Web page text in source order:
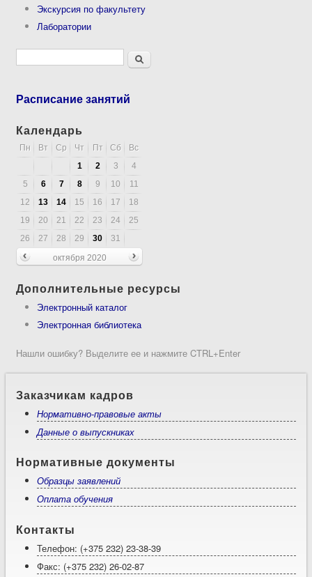
Экскурсия по факультету
Лаборатории
Форма поискаПоиск
Расписание занятий
Календарь
Пн Вт Ср Чт Пт Сб
Вс
1
2 3
4
5
6 7 8 9 10
11
12
13 14 15 16 17
18
19
20 21 22 23 24
25
26
27 28 29 30
31
октября 2020
Дополнительные ресурсы
Электронный каталог
Электронная библиотека
Нашли ошибку? Выделите ее и нажмите CTRL+Enter
Заказчикам кадров
Нормативно-правовые акты
Данные о выпускниках
Нормативные документы
Образцы заявлений
Оплата обучения
Контакты
Телефон: (+375 232) 23-38-39
Факс: (+375 232) 26-02-87